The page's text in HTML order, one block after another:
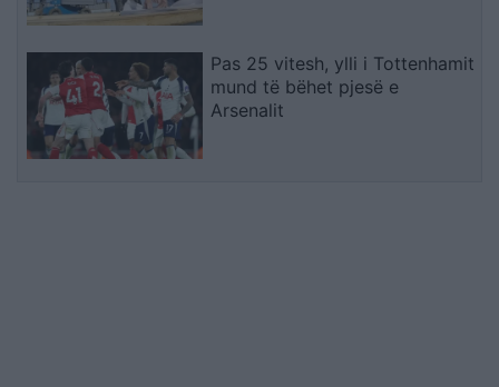
Pas 25 vitesh, ylli i Tottenhamit
mund të bëhet pjesë e
Arsenalit